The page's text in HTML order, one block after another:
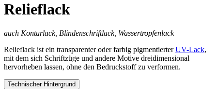
Relieflack
auch Konturlack, Blindenschriftlack, Wassertropfenlack
Relieflack ist ein transparenter oder farbig pigmentierterUV-Lack,
mit dem sich Schriftzüge und andere Motive dreidimensional
hervorheben lassen, ohne den Bedruckstoff zu verformen.
Technischer Hintergrund